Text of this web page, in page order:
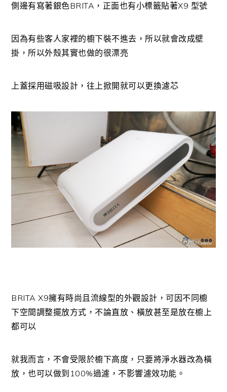
側邊有寫著銀色BRITA，正面也有小標籤貼著X9 型號
因為有些客人家裡的櫥下裝不進去，所以就會改成壁
掛，所以外殼其實也做的很漂亮
上蓋採用磁吸設計，往上掀開就可以更換濾芯
BRITA X9擁有時尚且流線型的外觀設計，可因不同櫥
下空間調整擺放方式，不論直放、橫放甚至是放在櫥上
都可以
就我而言，不會受限於櫥下高度，只要將淨水器改為橫
放，也可以做到100%過濾，不影響濾效功能。